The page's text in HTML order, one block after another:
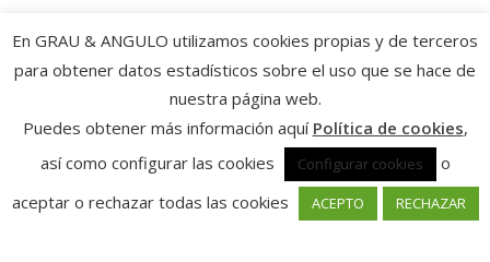
En GRAU & ANGULO utilizamos cookies propias y de terceros
para obtener datos estadísticos sobre el uso que se hace de
nuestra página web.
Puedes obtener más información aquí Política de cookies,
así como configurar las cookies
Configurar cookies
o
aceptar o rechazar todas las cookies
ACEPTO RECHAZAR